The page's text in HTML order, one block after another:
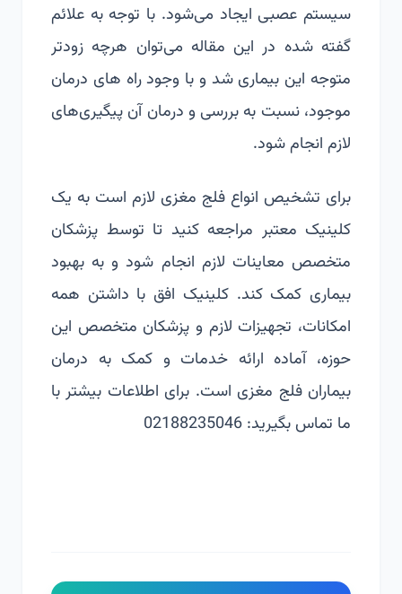
سیستم عصبی ایجاد می‌شود. با توجه به علائم
گفته شده در این مقاله می‌توان هرچه زودتر
متوجه این بیماری شد و با وجود راه های درمان
موجود، نسبت به بررسی و درمان آن پیگیری‌های
لازم انجام شود.
برای تشخیص انواع فلج مغزی لازم است به یک
کلینیک معتبر مراجعه کنید تا توسط پزشکان
متخصص معاینات لازم انجام شود و به بهبود
بیماری کمک کند. کلینیک افق با داشتن همه
امکانات، تجهیزات لازم و پزشکان متخصص این
حوزه، آماده ارائه خدمات و کمک به درمان
بیماران فلج مغزی است. برای اطلاعات بیشتر با
ما تماس بگیرید: 02188235046